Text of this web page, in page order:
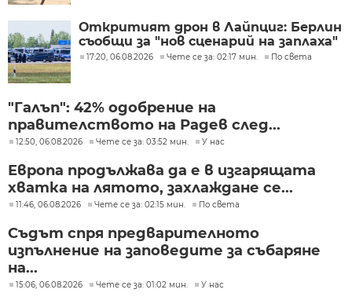
Откритият дрон в Лайпциг: Берлин
съобщи за "нов сценарий на заплаха"
17:20, 06.08.2026 Чете се за: 02:17 мин. По света
"Галъп": 42% одобрение на
правителството на Радев след...
12:50, 06.08.2026 Чете се за: 03:52 мин. У нас
Европа продължава да е в изгарящата
хватка на лятото, захлаждане се...
11:46, 06.08.2026 Чете се за: 02:15 мин. По света
Съдът спря предварителното
изпълнение на заповедите за събаряне
на...
15:06, 06.08.2026 Чете се за: 01:02 мин. У нас